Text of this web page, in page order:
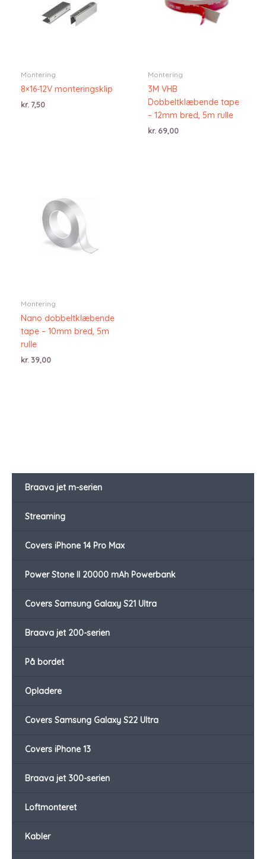
Braava jet m-serien
Streaming
Covers iPhone 14 Pro Max
Power Stone II 20000 mAh Powerbank
Covers Samsung Galaxy S21 Ultra
Braava jet 200-serien
På bordet
Opladere
Covers Samsung Galaxy S22 Ultra
Covers iPhone 13
Braava jet 300-serien
Loftmonteret
Kabler
Montering
8×16-12V monteringsklip
kr. 7,50
Montering
3M VHB
Dobbeltklæbende tape
– 12mm bred, 5m rulle
kr. 69,00
Montering
Nano dobbeltklæbende
tape – 10mm bred, 5m
rulle
kr.39,00